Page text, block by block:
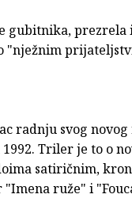
gubitnika,
radnju svog
Triler je to o
satiričnim,
"Imena ruže" i